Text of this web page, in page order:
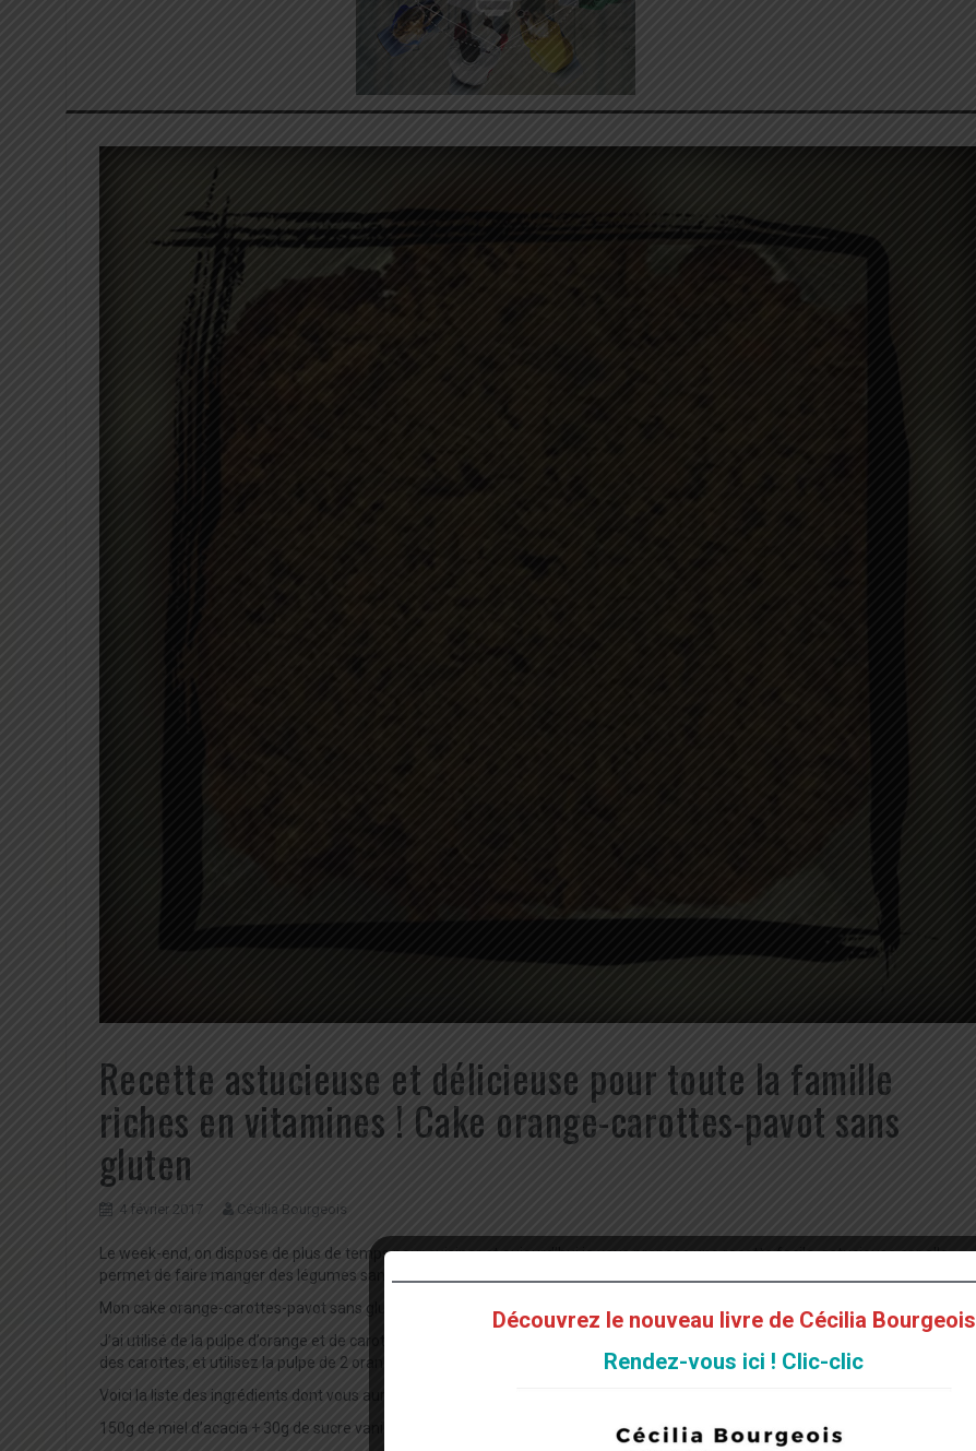
Recette astucieuse et délicieuse pour toute la famille
riches en vitamines ! Cake orange-carottes-pavot sans
gluten
4 février 2017 Cécilia Bourgeois
Le week-end, on dispose de plus de temps pour cuisiner et aujourd’hui je vous propose une recette facile, astucieuse car elle
permet de faire manger des légumes sans que l’on s’en rende compte !
Mon cake orange-carottes-pavot sans gluten !
J’ai utilisé de la pulpe d’orange et de carotte récupérée à l’aide de mon extracteur de jus. Vous pouvez tout simplement râper
des carottes, et utilisez la pulpe de 2 oranges qui auront été pressées au préalable.
Voici la liste des ingrédients dont vous aurez besoin :
150g de miel d’acacia + 30g de sucre vanillé Bio
Découvrez le nouveau livre de Cécilia Bourgeois
Rendez-vous ici ! Clic-clic